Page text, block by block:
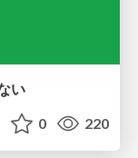
い
0 220